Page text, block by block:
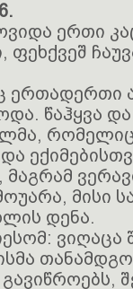
ერთი
ფეხქვეშ
ერთადერთი
წაჰყვა
მისი
დენა.
ვიღაცა